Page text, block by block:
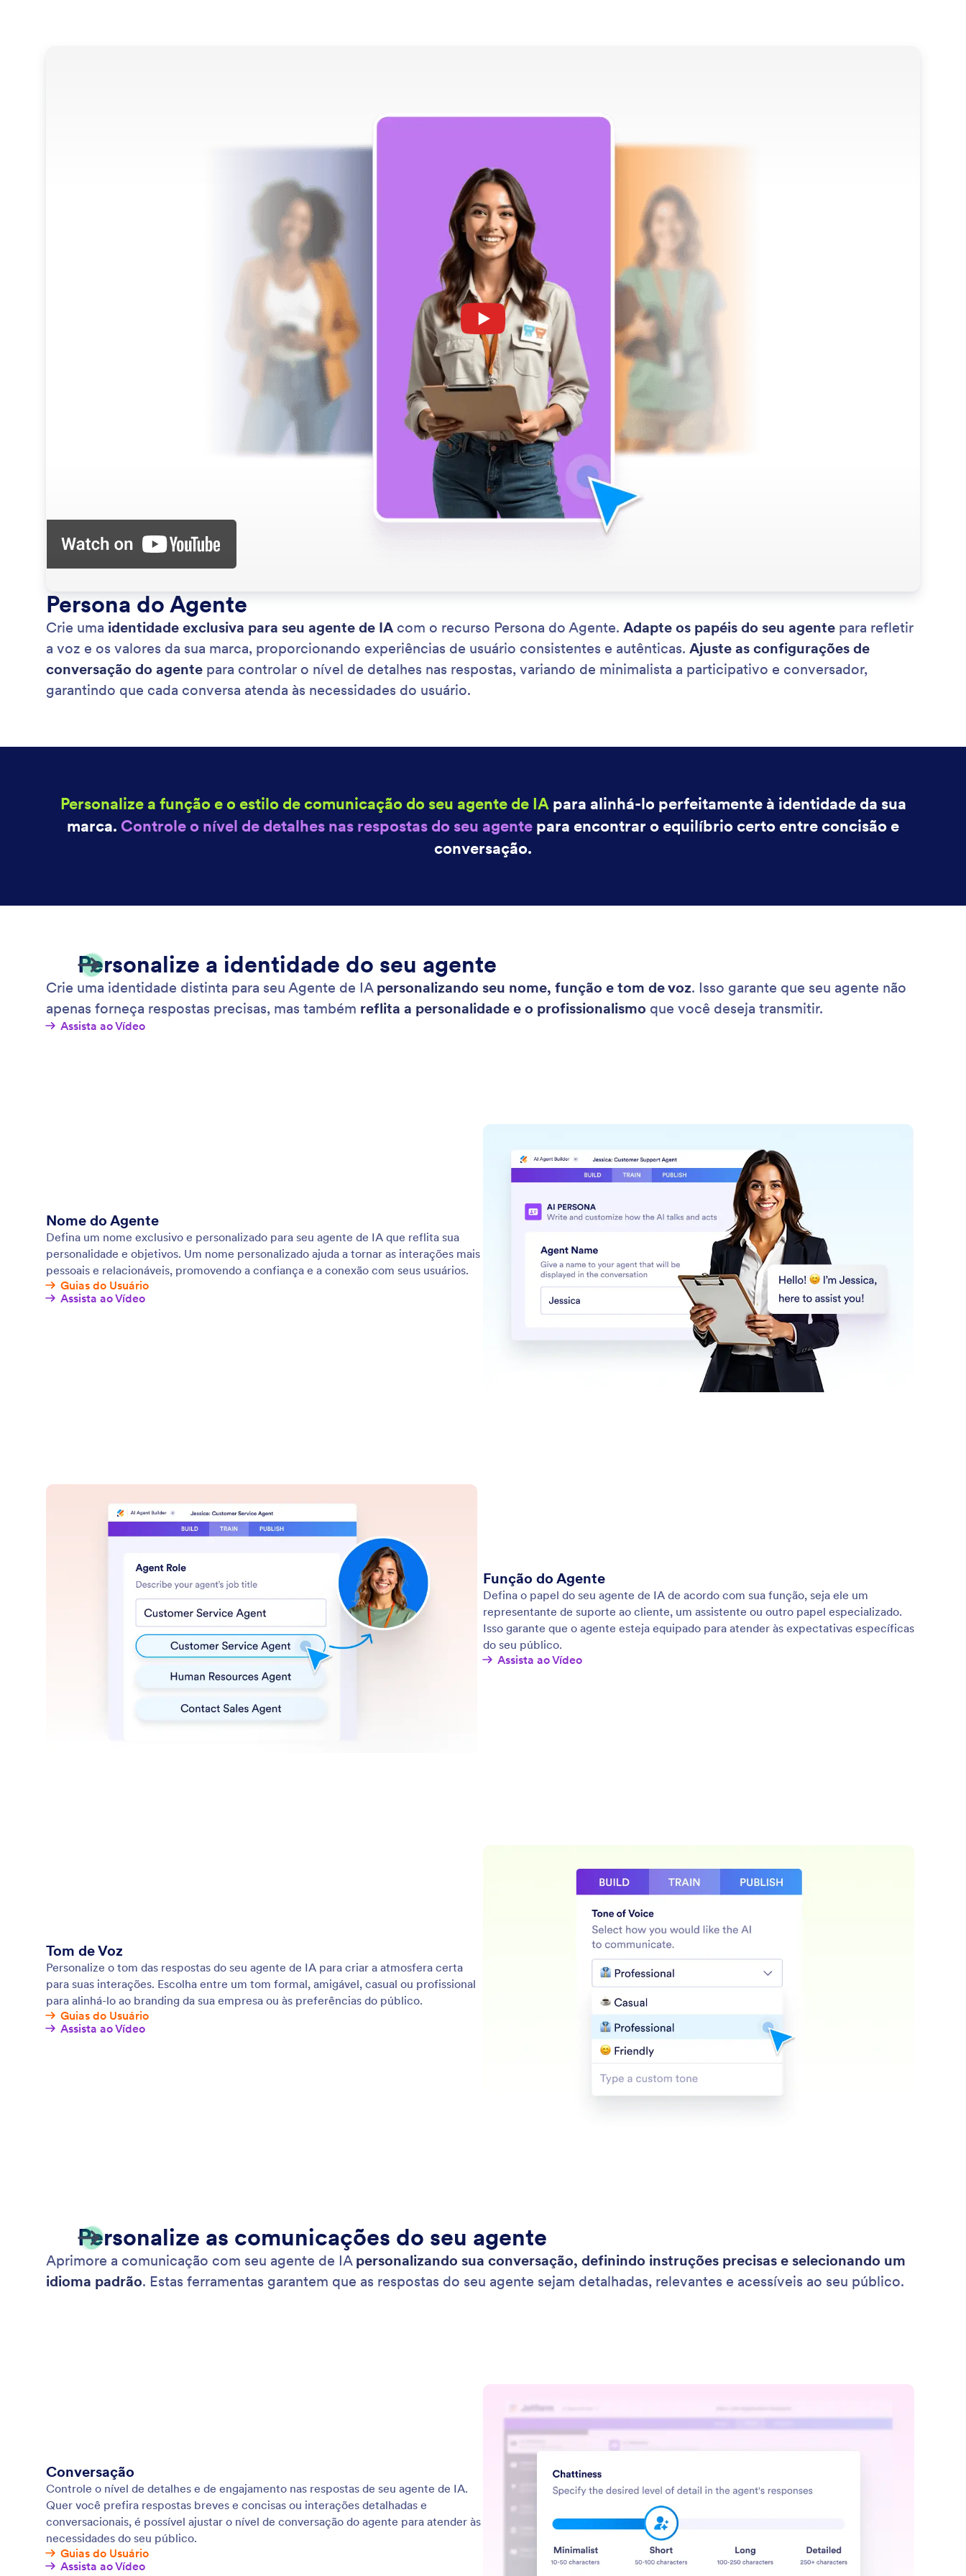
Persona do Agente
Crie uma identidade exclusiva para seu agente de IA com o recurso Persona do Agente. Adapte os papéis do seu agente para refletir
a voz e os valores da sua marca, proporcionando experiências de usuário consistentes e autênticas. Ajuste as configurações de
conversação do agente para controlar o nível de detalhes nas respostas, variando de minimalista a participativo e conversador,
garantindo que cada conversa atenda às necessidades do usuário.
Personalize a função e o estilo de comunicação do seu agente de IApara alinhá-lo perfeitamente à identidade da sua
marca. Controle o nível de detalhes nas respostas do seu agente para encontrar o equilíbrio certo entre concisão e
conversação.
Personalize a identidade do seu agente
Crie uma identidade distinta para seu Agente de IApersonalizando seu nome, função e tom de voz. Isso garante que seu agente não
apenas forneça respostas precisas, mas também reflita a personalidade e o profissionalismo que você deseja transmitir.
Assista ao Vídeo
Nome do Agente
Defina um nome exclusivo e personalizado para seu agente de IA que reflita sua
personalidade e objetivos. Um nome personalizado ajuda a tornar as interações mais
pessoais e relacionáveis, promovendo a confiança e a conexão com seus usuários.
Guias do Usuário
Assista ao Vídeo
Função do Agente
Defina o papel do seu agente de IA de acordo com sua função, seja ele um
representante de suporte ao cliente, um assistente ou outro papel especializado.
Isso garante que o agente esteja equipado para atender às expectativas específicas
do seu público.
Assista ao Vídeo
Tom de Voz
Personalize o tom das respostas do seu agente de IA para criar a atmosfera certa
para suas interações. Escolha entre um tom formal, amigável, casual ou profissional
para alinhá-lo ao branding da sua empresa ou às preferências do público.
Guias do Usuário
Assista ao Vídeo
Personalize as comunicações do seu agente
Aprimore a comunicação com seu agente de IApersonalizando sua conversação, definindo instruções precisas e selecionando um
idioma padrão. Estas ferramentas garantem que as respostas do seu agente sejam detalhadas, relevantes e acessíveis ao seu público.
Conversação
Controle o nível de detalhes e de engajamento nas respostas de seu agente de IA.
Quer você prefira respostas breves e concisas ou interações detalhadas e
conversacionais, é possível ajustar o nível de conversação do agente para atender às
necessidades do seu público.
Guias do Usuário
Assista ao Vídeo